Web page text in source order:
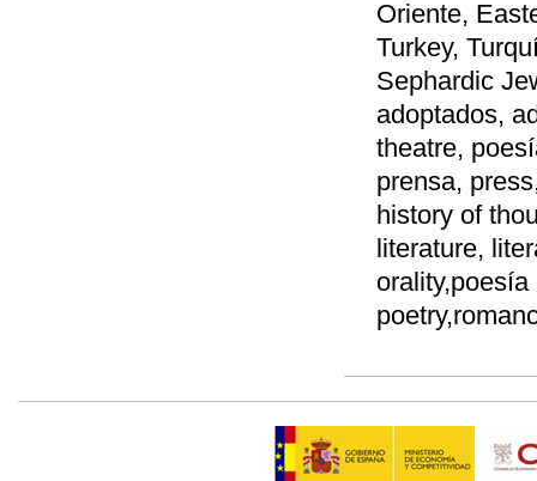
Oriente,
Turkey,
Sephardic
adoptados,
theatre,
prensa,
history of
literature,